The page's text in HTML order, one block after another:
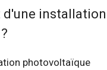
d'une installation
photovoltaïque